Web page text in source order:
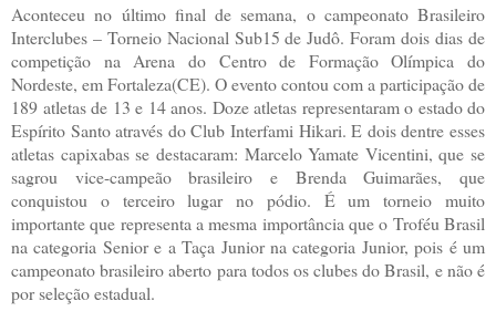
Aconteceu no último final de semana, o campeonato Brasileiro
Interclubes – Torneio Nacional Sub15 de Judô. Foram dois dias de
competição na Arena do Centro de Formação Olímpica do
Nordeste, em Fortaleza(CE). O evento contou com a participação de
189 atletas de 13 e 14 anos. Doze atletas representaram o estado do
Espírito Santo através do Club Interfami Hikari. E dois dentre esses
atletas capixabas se destacaram: Marcelo Yamate Vicentini, que se
sagrou vice-campeão brasileiro e Brenda Guimarães, que
conquistou o terceiro lugar no pódio. É um torneio muito
importante que representa a mesma importância que o Troféu Brasil
na categoria Senior e a Taça Junior na categoria Junior, pois é um
campeonato brasileiro aberto para todos os clubes do Brasil, e não é
por seleção estadual.